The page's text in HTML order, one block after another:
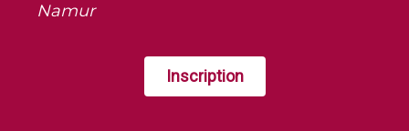
Namur
Inscription